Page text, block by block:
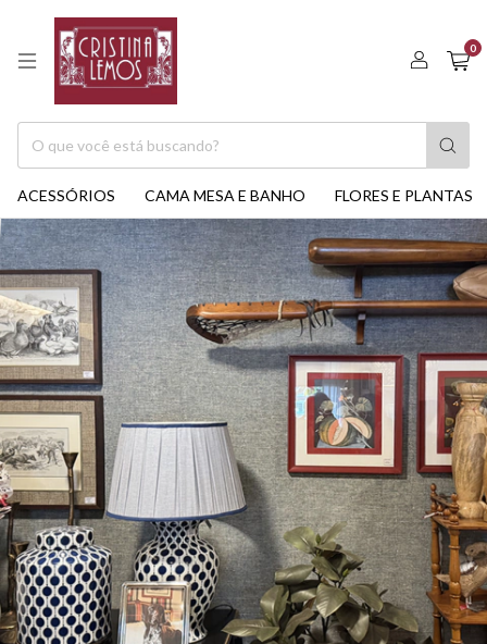
0
ACESSÓRIOS CAMA MESA E BANHO FLORES E PLANTAS